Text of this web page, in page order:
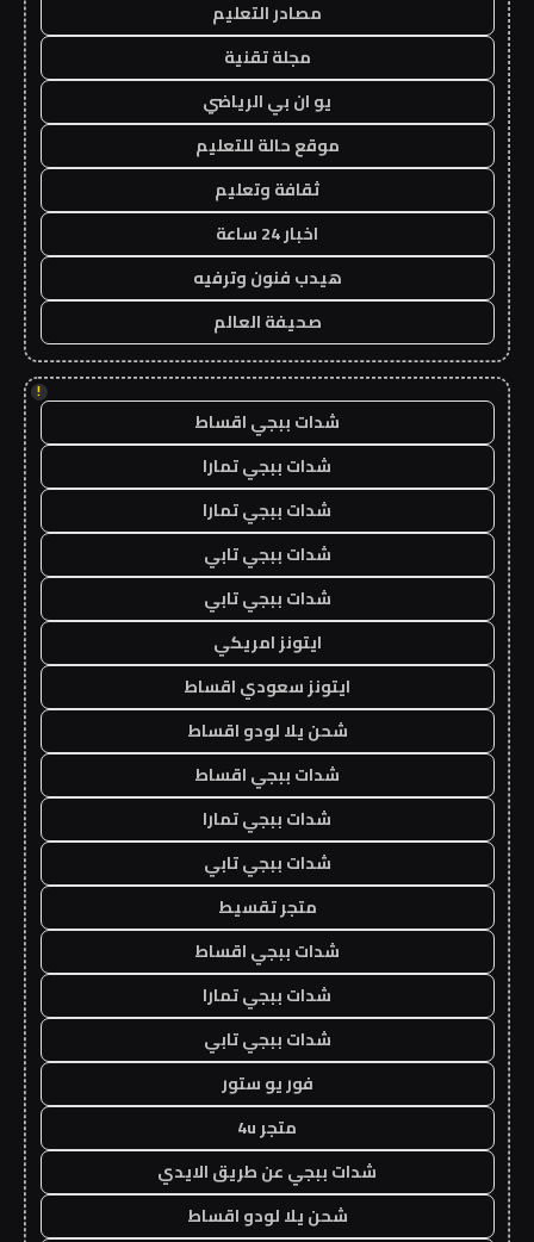
مصادر التعليم
مجلة تقنية
يو ان بي الرياضي
موقع حالة للتعليم
ثقافة وتعليم
اخبار 24 ساعة
هيدب فنون وترفيه
صحيفة العالم
!
شدات ببجي اقساط
شدات ببجي تمارا
شدات ببجي تمارا
شدات ببجي تابي
شدات ببجي تابي
ايتونز امريكي
ايتونز سعودي اقساط
شحن يلا لودو اقساط
شدات ببجي اقساط
شدات ببجي تمارا
شدات ببجي تابي
متجر تقسيط
شدات ببجي اقساط
شدات ببجي تمارا
شدات ببجي تابي
فور يو ستور
متجر 4u
شدات ببجي عن طريق الايدي
شحن يلا لودو اقساط